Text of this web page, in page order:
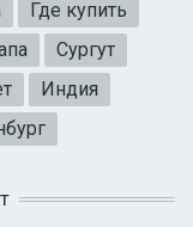
Где купить
Сургут
Индия